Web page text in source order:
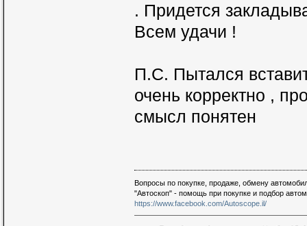
. Придется
Всем удачи !
П.С. Пытался
очень корректно ,
смысл понятен
Вопросы по покупке, продаже, обмену
"Автоскоп" - помощь при покупке и подбор
https://www.facebook.com/Autoscope.il/